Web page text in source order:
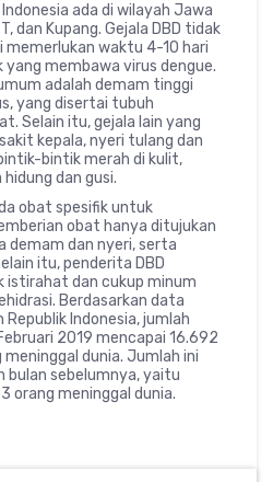
ada di wilayah Jawa
dan Kupang. Gejala DBD tidak
memerlukan waktu 4-10 hari
membawa virus dengue.
adalah demam tinggi
yang disertai tubuh
Selain itu, gejala lain yang
kepala, nyeri tulang dan
bintik merah di kulit,
dan gusi.
obat spesifik untuk
obat hanya ditujukan
demam dan nyeri, serta
itu, penderita DBD
istirahat dan cukup minum
Berdasarkan data
Indonesia, jumlah
2019 mencapai 16.692
meninggal dunia. Jumlah ini
bulan sebelumnya, yaitu
orang meninggal dunia.